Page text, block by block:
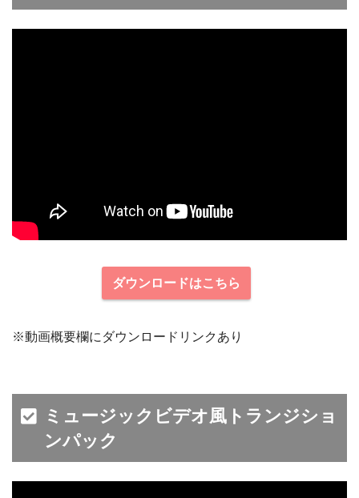
ダウンロードはこちら
※動画概要欄にダウンロードリンクあり
ミュージックビデオ風トランジショ
ンパック